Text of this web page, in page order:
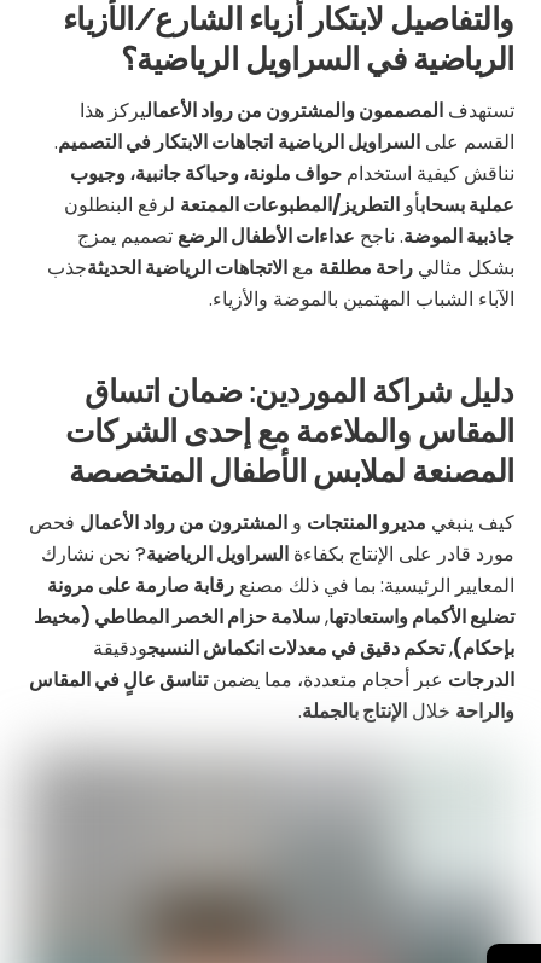
والتفاصيل لابتكار أزياء الشارع/الأزياء
الرياضية في السراويل الرياضية؟
تستهدفالمصممون والمشترون من رواد الأعماليركز هذا
القسم علىالسراويل الرياضية اتجاهات الابتكار في التصميم.
نناقش كيفية استخدامحواف ملونة، وحياكة جانبية، وجيوب
عملية بسحابأوالتطريز/المطبوعات الممتعة لرفع البنطلون
جاذبية الموضة. ناجح عداءات الأطفال الرضع تصميم يمزج
بشكل مثاليراحة مطلقة معالاتجاهات الرياضية الحديثةجذب
الآباء الشباب المهتمين بالموضة والأزياء.
دليل شراكة الموردين: ضمان اتساق
المقاس والملاءمة مع إحدى الشركات
المصنعة لملابس الأطفال المتخصصة
كيف ينبغي مديرو المنتجات والمشترون من رواد الأعمال فحص
مورد قادر على الإنتاج بكفاءةالسراويل الرياضية? نحن نشارك
المعايير الرئيسية: بما في ذلك مصنعرقابة صارمة على مرونة
تضليع الأكمام واستعادتها,سلامة حزام الخصر المطاطي (مخيط
بإحكام),تحكم دقيق في معدلات انكماش النسيجودقيقة
الدرجات عبر أحجام متعددة، مما يضمنتناسق عالٍ في المقاس
والراحة خلالالإنتاج بالجملة.